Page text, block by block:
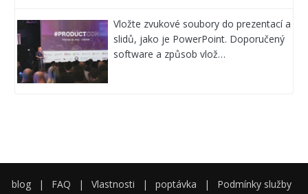
Vložte zvukové soubory do prezentací a
slidů, jako je PowerPoint. Doporučený
software a způsob vlož…
blog | FAQ | Vlastnosti | poptávka |
Podmínky služby